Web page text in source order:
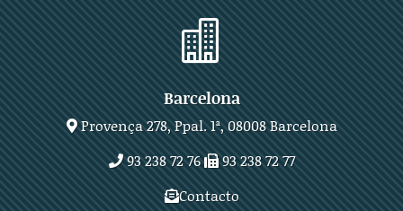

Barcelona
Provença 278, Ppal. 1ª, 08008 Barcelona
93 238 72 76
93 238 72 77
Contacto